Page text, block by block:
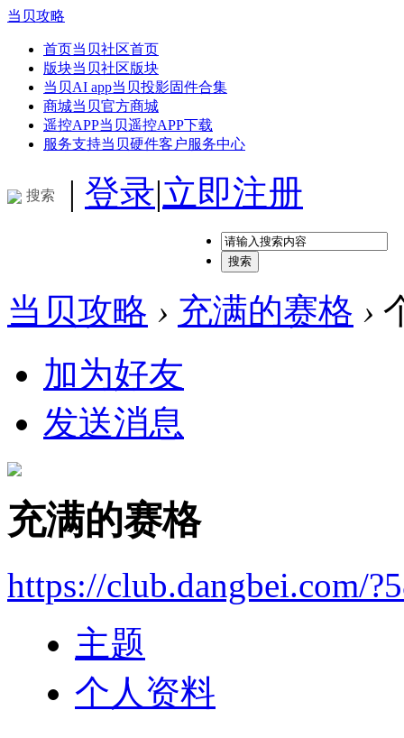
当贝攻略
首页当贝社区首页
版块当贝社区版块
当贝AI app当贝投影固件合集
商城当贝官方商城
遥控APP当贝遥控APP下载
服务支持当贝硬件客户服务中心
搜索 | 登录|立即注册
搜索
当贝攻略 › 充满的赛格 ›
加为好友
发送消息
充满的赛格
https://club.dangbei.com/
主题
个人资料